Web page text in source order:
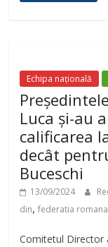
Echipa națională
Luca și-au
calificarea
decât
Buceschi
13/09/2024
din,federatia
Comitetul Director